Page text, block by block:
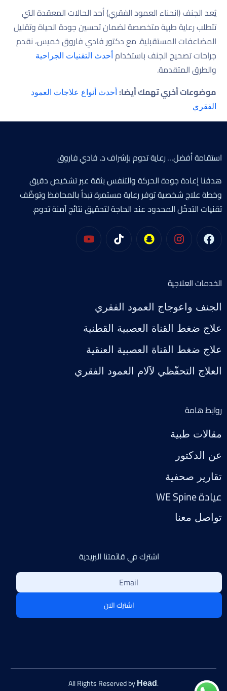
يُعد الجنف (انحناء العمود الفقري) أحد الحالات المعقدة التي
تتطلب رعاية طبية متخصصة لضمان تحسين جودة الحياة وتقليل
المضاعفات المستقبلية. مع دكتور فادي فاروق خميس، نقدم
جراحات تصحيح الجنف باستخدام أحدث التقنيات الجراحية
والطرق المتقدمة.
موضوعات أخري تهمك أيضا: أحدث أنواع علاجات العمود
الفقري
استقامة أفضل… رعاية تدوم بإشراف د. فادي فاروق
هدفنا إعادة جودة الحركة والتنفس بثقة عبر تشخيص دقيق
وخطة علاج شخصية توفر رعاية مستمرة تبدأ بالمحافظ وتوظّف
تقنيات التدخّل المحدود عند الحاجة لتحقيق نتائج آمنة تدوم.
الخدمات العلاجية
الجنف واعوجاج العمود الفقري
علاج ضغط القناة العصبية القطنية
علاج ضغط القناة العصبية العنقية
العلاج التحفّظي لآلام العمود الفقري
روابط هامة
مقالات طبية
عن الدكتور
تقارير صحفية
عيادة WE Spine
تواصل معنا
اشترك في قائمتنا البريدية
اشترك الان
.All Rights Reserved by
Head